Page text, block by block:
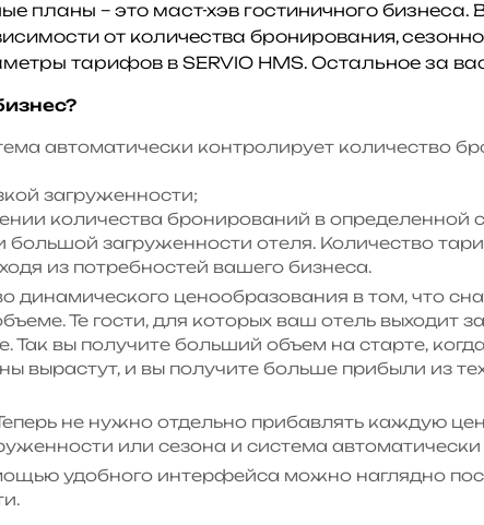
планы – это маст-хэв гостиничного бизнеса.
от количества бронирования,
тарифов в SERVIO HMS. Остальное за
автоматически контролирует количество
загруженности;
количества бронирований в определенной
большой загруженности отеля. Количество
из потребностей вашего бизнеса.
динамического ценообразования в том, что
Те гости, для которых ваш отель выходит
Так вы получите больший объем на старте,
вырастут, и вы получите больше прибыли из
не нужно отдельно прибавлять каждую
или сезона и система
удобного интерфейса можно наглядно